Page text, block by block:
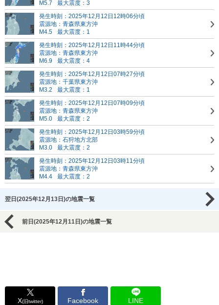
M5.7
最大震度：3
発生時刻：2025年12月12日12時06分頃
震源地：青森県東方沖
M4.5
最大震度：1
発生時刻：2025年12月12日11時44分頃
震源地：青森県東方沖
M6.9
最大震度：4
発生時刻：2025年12月12日07時27分頃
震源地：千葉県東方沖
M3.2
最大震度：1
発生時刻：2025年12月12日07時09分頃
震源地：青森県東方沖
M5.0
最大震度：2
発生時刻：2025年12月12日03時59分頃
震源地：石狩地方北部
M3.0
最大震度：2
発生時刻：2025年12月12日03時11分頃
震源地：青森県東方沖
M4.4
最大震度：2
翌日(2025年12月13日)の地震一覧
前日(2025年12月11日)の地震一覧
X(旧twitter) Facebook LINE